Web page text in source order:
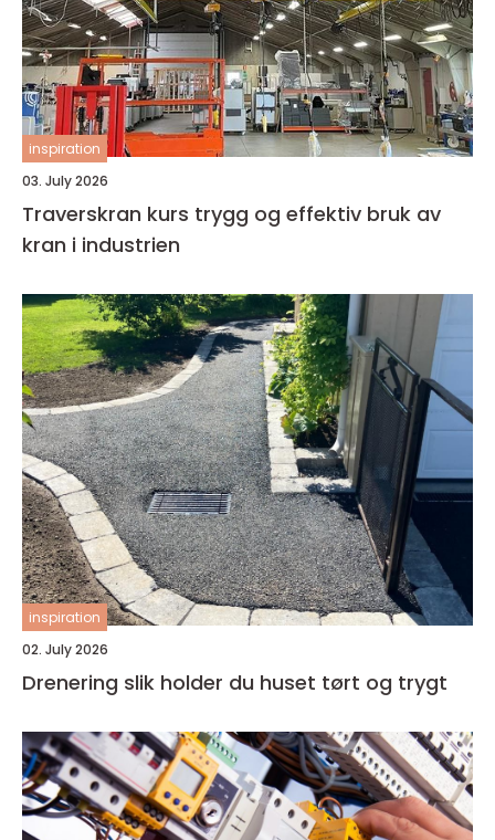
inspiration
03. July 2026
Traverskran kurs trygg og effektiv bruk av
kran i industrien
inspiration
02. July 2026
Drenering slik holder du huset tørt og trygt